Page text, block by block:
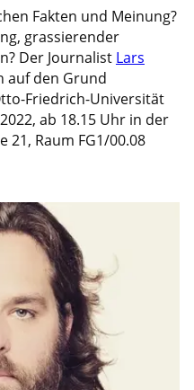
Fakten und Meinung?
grassierender
Der Journalist Lars
auf den Grund
Friedrich-Universität
ab 18.15 Uhr in der
21, Raum FG1/00.08